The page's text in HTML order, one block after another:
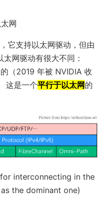
网
它支持以太网驱动，但由
网驱动有很大不同：
（2019 年被 NVIDIA 收
这是一个平行于以太网的
interconnecting in the
the dominant one)